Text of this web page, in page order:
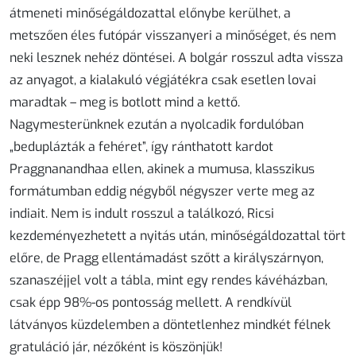
átmeneti minőségáldozattal előnybe kerülhet, a
metszően éles futópár visszanyeri a minőséget, és nem
neki lesznek nehéz döntései. A bolgár rosszul adta vissza
az anyagot, a kialakuló végjátékra csak esetlen lovai
maradtak – meg is botlott mind a kettő.
Nagymesterünknek ezután a nyolcadik fordulóban
„beduplázták a fehéret”, így ránthatott kardot
Praggnanandhaa ellen, akinek a mumusa, klasszikus
formátumban eddig négyből négyszer verte meg az
indiait. Nem is indult rosszul a találkozó, Ricsi
kezdeményezhetett a nyitás után, minőségáldozattal tört
előre, de Pragg ellentámadást szőtt a királyszárnyon,
szanaszéjjel volt a tábla, mint egy rendes kávéházban,
csak épp 98%-os pontosság mellett. A rendkívül
látványos küzdelemben a döntetlenhez mindkét félnek
gratuláció jár, nézőként is köszönjük!